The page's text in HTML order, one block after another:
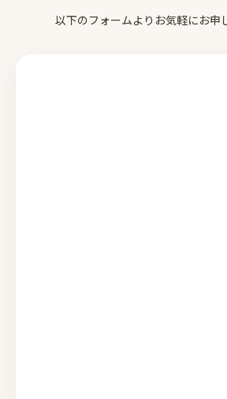
以下のフォームよりお気軽にお申